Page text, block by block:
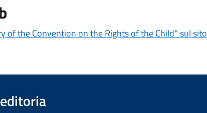
of the Convention on the Rights of the Child" sul sito